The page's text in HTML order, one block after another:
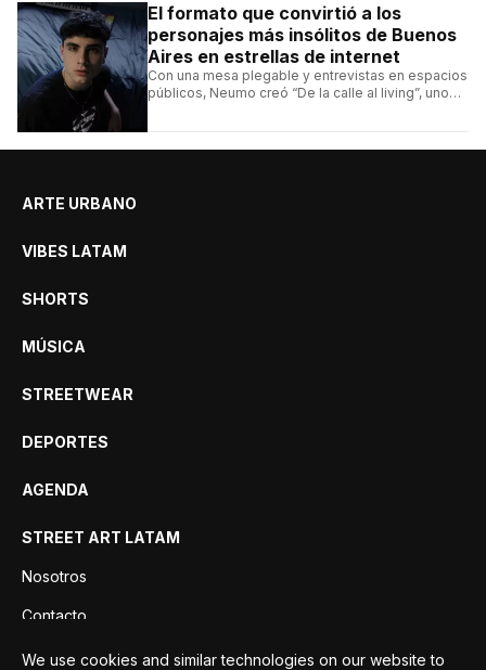
El formato que convirtió a los
personajes más insólitos de Buenos
Aires en estrellas de internet
Con una mesa plegable y entrevistas en espacios
públicos, Neumo creó “De la calle al living”, uno
ARTE URBANO
VIBES LATAM
SHORTS
MÚSICA
STREETWEAR
DEPORTES
AGENDA
STREET ART LATAM
Nosotros
Contacto
Privacidad
We use cookies and similar technologies on our website to